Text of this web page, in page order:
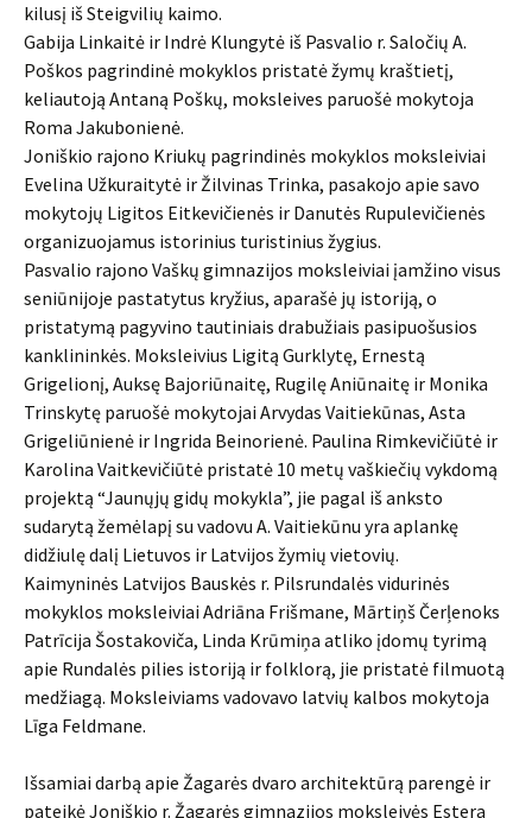
kilusį iš Steigvilių kaimo.
Gabija Linkaitė ir Indrė Klungytė iš Pasvalio r. Saločių A.
Poškos pagrindinė mokyklos pristatė žymų kraštietį,
keliautoją Antaną Poškų, moksleives paruošė mokytoja
Roma Jakubonienė.
Joniškio rajono Kriukų pagrindinės mokyklos moksleiviai
Evelina Užkuraitytė ir Žilvinas Trinka, pasakojo apie savo
mokytojų Ligitos Eitkevičienės ir Danutės Rupulevičienės
organizuojamus istorinius turistinius žygius.
Pasvalio rajono Vaškų gimnazijos moksleiviai įamžino visus
seniūnijoje pastatytus kryžius, aparašė jų istoriją, o
pristatymą pagyvino tautiniais drabužiais pasipuošusios
kanklininkės. Moksleivius Ligitą Gurklytę, Ernestą
Grigelionį, Auksę Bajoriūnaitę, Rugilę Aniūnaitę ir Monika
Trinskytę paruošė mokytojai Arvydas Vaitiekūnas, Asta
Grigeliūnienė ir Ingrida Beinorienė. Paulina Rimkevičiūtė ir
Karolina Vaitkevičiūtė pristatė 10 metų vaškiečių vykdomą
projektą “Jaunųjų gidų mokykla”, jie pagal iš anksto
sudarytą žemėlapį su vadovu A. Vaitiekūnu yra aplankę
didžiulę dalį Lietuvos ir Latvijos žymių vietovių.
Kaimyninės Latvijos Bauskės r. Pilsrundalės vidurinės
mokyklos moksleiviai Adriāna Frišmane, Mārtiņš Čerļenoks
Patrīcija Šostakoviča, Linda Krūmiņa atliko įdomų tyrimą
apie Rundalės pilies istoriją ir folklorą, jie pristatė filmuotą
medžiagą. Moksleiviams vadovavo latvių kalbos mokytoja
Līga Feldmane.
Išsamiai darbą apie Žagarės dvaro architektūrą parengė ir
pateikė Joniškio r. Žagarės gimnazijos moksleivės Estera